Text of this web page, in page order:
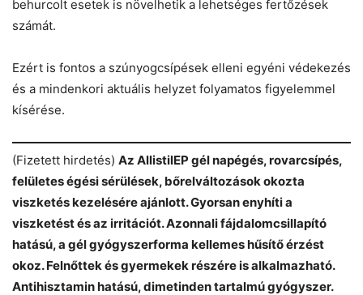
behurcolt esetek is növelhetik a lehetséges fertőzések
számát.
Ezért is fontos a szúnyogcsípések elleni egyéni védekezés
és a mindenkori aktuális helyzet folyamatos figyelemmel
kísérése.
(Fizetett hirdetés) Az AllistilEP gél napégés, rovarcsípés,
felületes égési sérülések, bőrelváltozások okozta
viszketés kezelésére ajánlott. Gyorsan enyhíti a
viszketést és az irritációt. Azonnali fájdalomcsillapító
hatású, a gél gyógyszerforma kellemes hűsítő érzést
okoz. Felnőttek és gyermekek részére is alkalmazható.
Antihisztamin hatású, dimetinden tartalmú gyógyszer.